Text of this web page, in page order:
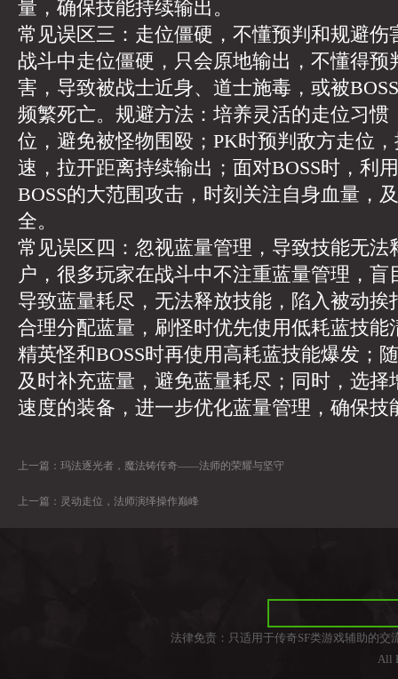
量，确保技能持续输出。
常见误区三：走位僵硬，不懂预判和规避伤
战斗中走位僵硬，只会原地输出，不懂得预
害，导致被战士近身、道士施毒，或被
频繁死亡。规避方法：培养灵活的走位习惯
位，避免被怪物围殴；PK时预判敌方走位
速，拉开距离持续输出；面对BOSS时，利
BOSS的大范围攻击，时刻关注自身血量，
全。
常见误区四：忽视蓝量管理，导致技能无法
户，很多玩家在战斗中不注重蓝量管理，
导致蓝量耗尽，无法释放技能，陷入被动挨
合理分配蓝量，刷怪时优先使用低耗蓝技能
精英怪和BOSS时再使用高耗蓝技能爆发；
及时补充蓝量，避免蓝量耗尽；同时，选择
速度的装备，进一步优化蓝量管理，确保技
上一篇： 玛法逐光者，魔法铸传奇——法师的荣耀与坚守
上一篇： 灵动走位，法师演绎操作巅峰
法律免责：只适用于传奇SF类游戏辅助的
All